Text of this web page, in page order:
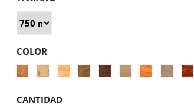
COLOR
CAOBA
XYLAZEL
CASTAÑO
XYLAZEL
INCOLORO
XYLAZEL
NOGAL
XYLAZEL
PALISANDRO
XYLAZEL
PINO
XYLAZEL
PINO
OREGÓN
ROBLE
XYLAZEL
CANTIDAD